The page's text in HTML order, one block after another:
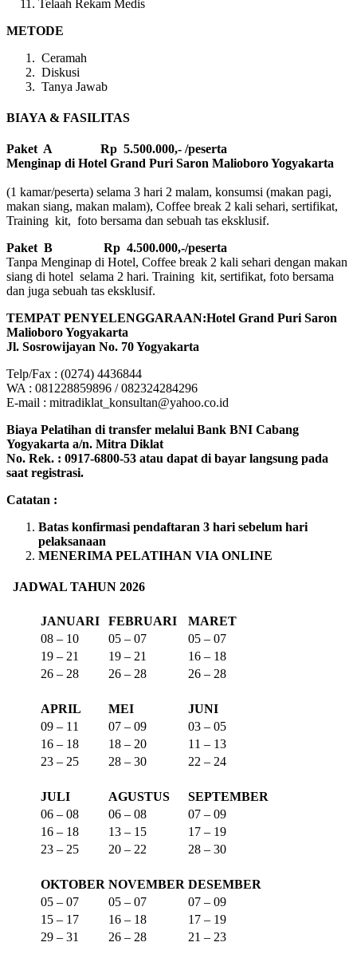
Telaah Rekam Medis
METODE
Ceramah
Diskusi
Tanya Jawab
BIAYA & FASILITAS
Paket A Rp 5.500.000,- /peserta
Menginap di Hotel Grand Puri Saron Malioboro Yogyakarta
(1 kamar/peserta) selama 3 hari 2 malam, konsumsi (makan pagi,
makan siang, makan malam), Coffee break 2 kali sehari, sertifikat,
Training kit, foto bersama dan sebuah tas eksklusif.
Paket B
Rp 4.500.000,-/peserta
Tanpa Menginap di Hotel, Coffee break 2 kali sehari dengan makan
siang di hotel selama 2 hari. Training kit, sertifikat, foto bersama
dan juga sebuah tas eksklusif.
TEMPAT PENYELENGGARAAN:Hotel Grand Puri Saron
Malioboro Yogyakarta
Jl. Sosrowijayan No. 70 Yogyakarta
Telp/Fax : (0274) 4436844
WA : 081228859896 / 082324284296
E-mail : mitradiklat_konsultan@yahoo.co.id
Biaya Pelatihan di transfer melalui Bank BNI Cabang
Yogyakarta a/n. Mitra Diklat
No. Rek. : 0917-6800-53 atau dapat di bayar langsung pada
saat registrasi.
Catatan :
Batas konfirmasi pendaftaran 3 hari sebelum hari
pelaksanaan
MENERIMA PELATIHAN VIA ONLINE
JADWAL TAHUN 2026
JANUARI FEBRUARI
MARET
08 – 10
05 – 07
05 – 07
19 – 21
19 – 21
16 – 18
26 – 28
26 – 28 26 – 28
APRIL MEI
JUNI
09 – 11
07 – 09
03 – 05
16 – 18
18 – 20
11 – 13
23 – 25
28 – 30 22 – 24
JULI AGUSTUS
SEPTEMBER
06 – 08
06 – 08
07 – 09
16 – 18
13 – 15
17 – 19
23 – 25
20 – 22 28 – 30
OKTOBER NOVEMBER DESEMBER
05 – 07
05 – 07
07 – 09
15 – 17
16 – 18
17 – 19
29 – 31
26 – 28 21 – 23